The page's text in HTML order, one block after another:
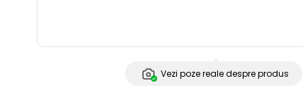
Vezi poze reale despre produs